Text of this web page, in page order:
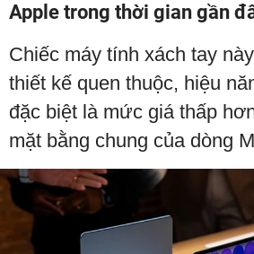
Apple trong thời gian gần
Chiếc máy tính xách tay
thiết kế quen thuộc, hiệu
đặc biệt là mức giá thấp
mặt bằng chung của dòng